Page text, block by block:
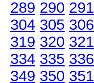
289 290 291
304 305 306
319 320 321
334 335 336
349 350 351